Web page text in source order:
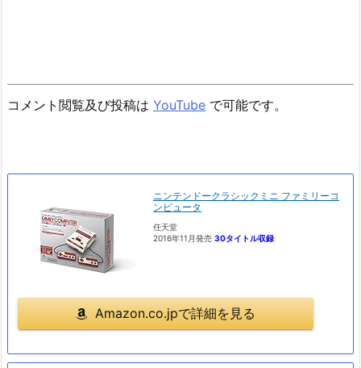
コメント閲覧及び投稿は YouTube で可能です。
ニンテンドークラシックミニ ファミリーコ
ンピュータ
任天堂
2016年11月発売 30タイトル収録
Amazon.co.jpで詳細を見る